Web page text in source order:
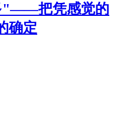
"——把凭感觉的
确定